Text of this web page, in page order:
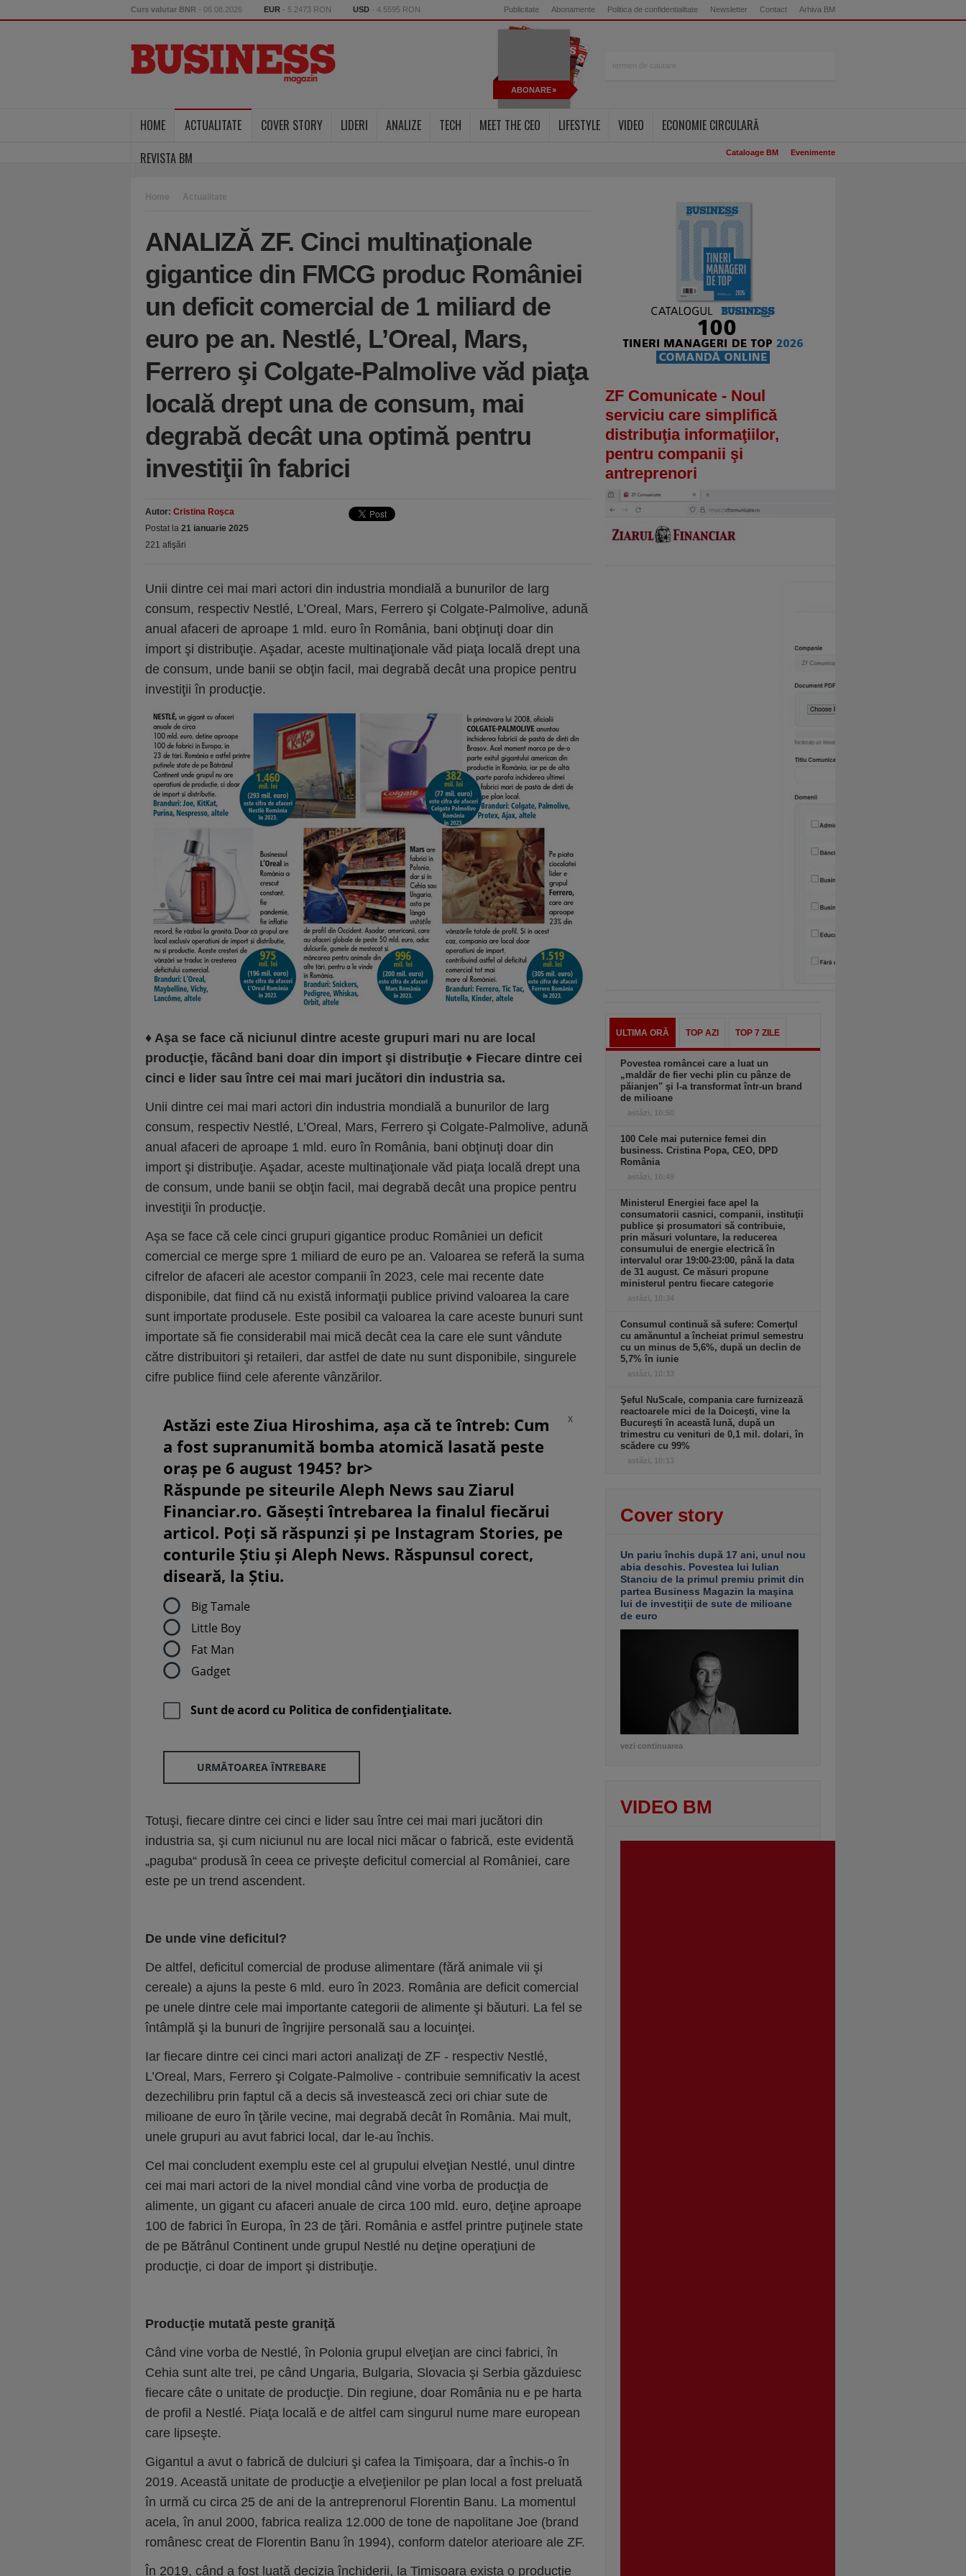
Curs valutar BNR - 06.08.2026 EUR - 5.2473 RON USD - 4.5595 RON Publicitate Abonamente Politica de confidentialitate Newsletter Contact Arhiva BM
ABONARE
HOME ACTUALITATE COVER STORY LIDERI ANALIZE TECH MEET THE CEO LIFESTYLE VIDEO
ECONOMIE CIRCULARĂ
REVISTA BM
Cataloage BM Evenimente
Home Actualitate
ANALIZĂ ZF. Cinci multinaţionale
gigantice din FMCG produc României
un deficit comercial de 1 miliard de
euro pe an. Nestlé, L’Oreal, Mars,
Ferrero şi Colgate-Palmolive văd piaţa
locală drept una de consum, mai
degrabă decât una optimă pentru
investiţii în fabrici
Autor: Cristina Roşca
Postat la 21 ianuarie 2025
221 afişări
Unii dintre cei mai mari actori din industria mondială a bunurilor de larg
consum, respectiv Nestlé, L’Oreal, Mars, Ferrero şi Colgate-Palmolive, adună
anual afaceri de aproape 1 mld. euro în România, bani obţinuţi doar din
import şi distribuţie. Aşadar, aceste multinaţionale văd piaţa locală drept una
de consum, unde banii se obţin facil, mai degrabă decât una propice pentru
investiţii în producţie.
♦ Aşa se face că niciunul dintre aceste grupuri mari nu are local
producţie, făcând bani doar din import şi distribuţie ♦ Fiecare dintre cei
cinci e lider sau între cei mai mari jucători din industria sa.
Unii dintre cei mai mari actori din industria mondială a bunurilor de larg
consum, respectiv Nestlé, L’Oreal, Mars, Ferrero şi Colgate-Palmolive, adună
anual afaceri de aproape 1 mld. euro în România, bani obţinuţi doar din
import şi distribuţie. Aşadar, aceste multinaţionale văd piaţa locală drept una
de consum, unde banii se obţin facil, mai degrabă decât una propice pentru
investiţii în producţie.
Aşa se face că cele cinci grupuri gigantice produc României un deficit
comercial ce merge spre 1 miliard de euro pe an. Valoarea se referă la suma
cifrelor de afaceri ale acestor companii în 2023, cele mai recente date
disponibile, dat fiind că nu există informaţii publice privind valoarea la care
sunt importate produsele. Este posibil ca valoarea la care aceste bunuri sunt
importate să fie considerabil mai mică decât cea la care ele sunt vândute
către distribuitori şi retaileri, dar astfel de date nu sunt disponibile, singurele
cifre publice fiind cele aferente vânzărilor.
X
Astăzi este Ziua Hiroshima, așa că te întreb: Cum
a fost supranumită bomba atomică lasată peste
oraș pe 6 august 1945? br>
Răspunde pe siteurile Aleph News sau Ziarul
Financiar.ro. Găsești întrebarea la finalul fiecărui
articol. Poți să răspunzi și pe Instagram Stories, pe
conturile Știu și Aleph News. Răspunsul corect,
diseară, la Știu.
Big Tamale
Little Boy
Fat Man
Gadget
Sunt de acord cu Politica de confidenţialitate.
URMĂTOAREA ÎNTREBARE
Totuşi, fiecare dintre cei cinci e lider sau între cei mai mari jucători din
industria sa, şi cum niciunul nu are local nici măcar o fabrică, este evidentă
„paguba“ produsă în ceea ce priveşte deficitul comercial al României, care
este pe un trend ascendent.
De unde vine deficitul?
De altfel, deficitul comercial de produse alimentare (fără animale vii şi
cereale) a ajuns la peste 6 mld. euro în 2023. România are deficit comercial
pe unele dintre cele mai importante categorii de alimente şi băuturi. La fel se
întâmplă şi la bunuri de îngrijire personală sau a locuinţei.
Iar fiecare dintre cei cinci mari actori analizaţi de ZF - respectiv Nestlé,
L’Oreal, Mars, Ferrero şi Colgate-Palmolive - contribuie semnificativ la acest
dezechilibru prin faptul că a decis să investească zeci ori chiar sute de
milioane de euro în ţările vecine, mai degrabă decât în România. Mai mult,
unele grupuri au avut fabrici local, dar le-au închis.
Cel mai concludent exemplu este cel al gru­pului elveţian Nestlé, unul dintre
cei mai mari actori de la nivel mondial când vine vorba de producţia de
alimente, un gigant cu afa­ceri anuale de circa 100 mld. euro, deţine aproape
100 de fabrici în Europa, în 23 de ţări. România e astfel printre puţinele state
de pe Bătrânul Con­ti­nent unde grupul Nestlé nu deţine opera­ţiuni de
producţie, ci doar de import şi distribuţie.
Producţie mutată peste graniţă
Când vine vorba de Nestlé, în Polonia grupul elveţian are cinci fabrici, în
Cehia sunt alte trei, pe când Ungaria, Bulgaria, Slovacia şi Serbia găzduiesc
fiecare câte o unitate de producţie. Din regiune, doar România nu e pe harta
de profil a Nestlé. Piaţa locală e de altfel cam singurul nume mare european
care lipseşte.
Gigantul a avut o fabrică de dulciuri şi cafea la Timişoara, dar a închis-o în
2019. Această unitate de producţie a elveţienilor pe plan local a fost preluată
în urmă cu circa 25 de ani de la antreprenorul Florentin Banu. La momentul
acela, în anul 2000, fabrica realiza 12.000 de tone de napolitane Joe (brand
românesc creat de Florentin Banu în 1994), conform datelor aterioare ale ZF.
În 2019, când a fost luată decizia închiderii, la Timişoara exista o producţie
ZF Comunicate - Noul
serviciu care simplifică
distribuţia informaţiilor,
pentru companii şi
antreprenori
ULTIMA ORĂ TOP AZI TOP 7 ZILE
Povestea româncei care a luat un
„maldăr de fier vechi plin cu pânze de
păianjen" şi l-a transformat într-un brand
de milioane
astăzi, 10:50
100 Cele mai puternice femei din
business. Cristina Popa, CEO, DPD
România
astăzi, 10:49
Ministerul Energiei face apel la
consumatorii casnici, companii, instituţii
publice şi prosumatori să contribuie,
prin măsuri voluntare, la reducerea
consumului de energie electrică în
intervalul orar 19:00-23:00, până la data
de 31 august. Ce măsuri propune
ministerul pentru fiecare categorie
astăzi, 10:34
Consumul continuă să sufere: Comerţul
cu amănuntul a încheiat primul semestru
cu un minus de 5,6%, după un declin de
5,7% în iunie
astăzi, 10:33
Şeful NuScale, compania care furnizează
reactoarele mici de la Doiceşti, vine la
Bucureşti în această lună, după un
trimestru cu venituri de 0,1 mil. dolari, în
scădere cu 99%
astăzi, 10:13
Cover story
Un pariu închis după 17 ani, unul nou
abia deschis. Povestea lui Iulian
Stanciu de la primul premiu primit din
partea Business Magazin la maşina
lui de investiţii de sute de milioane
de euro
vezi continuarea
VIDEO BM